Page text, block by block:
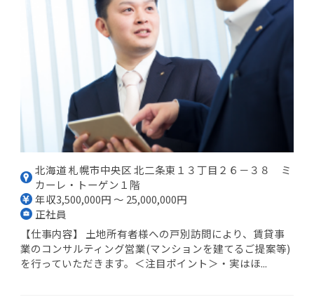
北海道 札幌市中央区 北二条東１３丁目２６－３８ ミ
カーレ・トーゲン１階
年収3,500,000円 ～ 25,000,000円
正社員
【仕事内容】 土地所有者様への戸別訪問により、賃貸事
業のコンサルティング営業(マンションを建てるご提案等)
を行っていただきます。＜注目ポイント＞・実はほ...